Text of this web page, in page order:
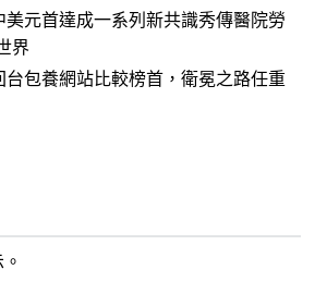
美元首達成一系列新共識秀傳醫院勞
界
台包養網站比較榜首，衛冕之路任重